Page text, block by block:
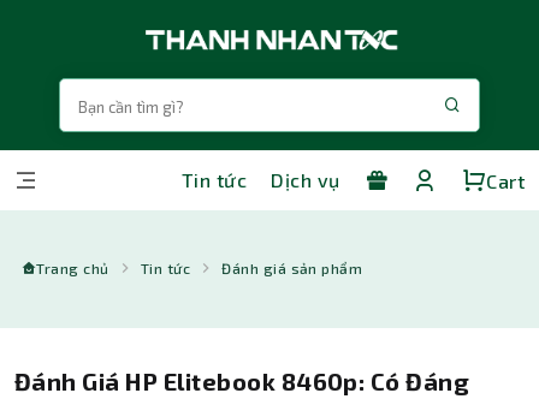
Tin tức Dịch vụ Cart
Trang chủ Tin tức Đánh giá sản phẩm
Đánh Giá HP Elitebook 8460p: Có Đáng